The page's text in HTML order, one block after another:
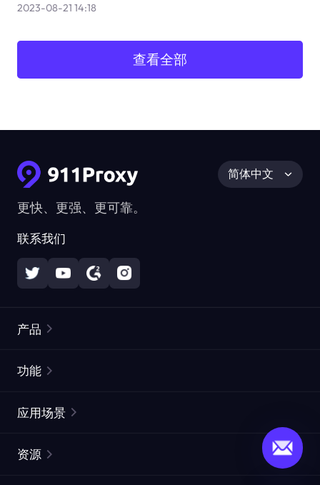
2023-08-21 14:18
查看全部
更快、更强、更可靠。
联系我们
简体中文
产品
静态住宅代理
功能
ISP代理
应用场景
资源